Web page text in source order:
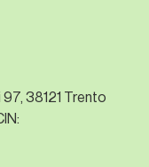
97, 38121 Trento